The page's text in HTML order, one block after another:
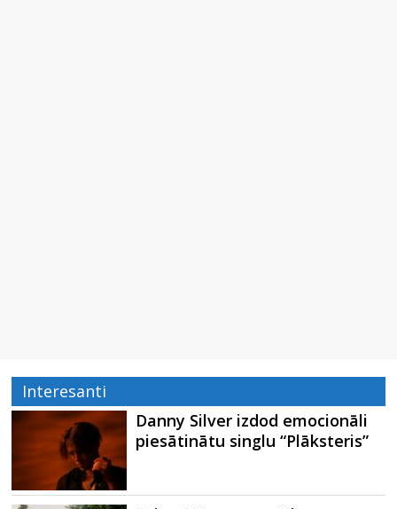
Interesanti
Danny Silver izdod emocionāli
piesātinātu singlu “Plāksteris”